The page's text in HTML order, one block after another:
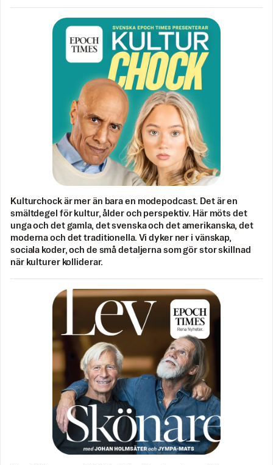
Kulturchock är mer än bara en modepodcast. Det är en
smältdegel för kultur, ålder och perspektiv. Här möts det
unga och det gamla, det svenska och det amerikanska, det
moderna och det traditionella. Vi dyker ner i vänskap,
sociala koder, och de små detaljerna som gör stor skillnad
när kulturer kolliderar.